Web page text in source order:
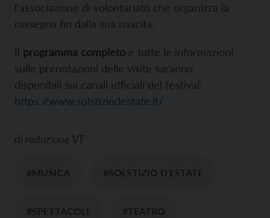
l’associazione di volontariato che organizza la
rassegna fin dalla sua nascita.
Il programma completo e tutte le informazioni
sulle prenotazioni delle visite saranno
disponibili sui canali ufficiali del festival:
https://www.solstiziodestate.it/.
di redazione VT
#MUSICA #SOLSTIZIO D'ESTATE
#SPETTACOLI #TEATRO